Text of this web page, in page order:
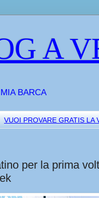
A
BARCA
VUOI PROVARE GRATIS LA
per la prima